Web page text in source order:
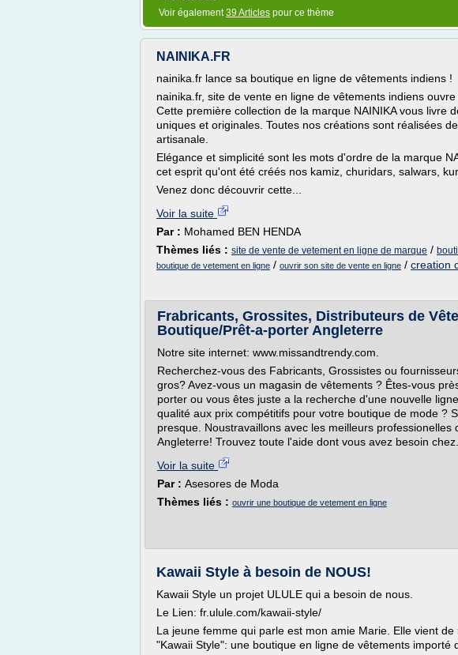
Voir également39 Articles pour ce thème
NAINIKA.FR
nainika.fr lance sa boutique en ligne de vêtements indiens !
nainika.fr, site de vente en ligne de vêtements indiens
Cette première collection de la marque NAINIKA vous livre
uniques et originales. Toutes nos créations sont réalisées
artisanale.
Elégance et simplicité sont les mots d'ordre de la marque
cet esprit qu'ont été créés nos kamiz, churidars, salwars,
Venez donc découvrir cette...
Voir la suite
Par : Mohamed BEN HENDA
Thèmes liés : site de vente de vetement en ligne de marque /
boutique de vetement en ligne / ouvrir son site de vente en ligne / creation
Frabricants, Grossites, Distributeurs de
Boutique/Prêt-a-porter Angleterre
Notre site internet: www.missandtrendy.com.
Recherchez-vous des Fabricants, Grossistes ou
gros? Avez-vous un magasin de vêtements ? Êtes-vous
porter ou vous êtes juste a la recherche d'une nouvelle
qualité aux prix compétitifs pour votre boutique de mode ?
presque. Noustravaillons avec les meilleurs professionelles
Angleterre! Trouvez toute l'aide dont vous avez besoin chez...
Voir la suite
Par : Asesores de Moda
Thèmes liés : ouvrir une boutique de vetement en ligne
Kawaii Style à besoin de NOUS!
Kawaii Style un projet ULULE qui a besoin de nous.
Le Lien: fr.ulule.com/kawaii-style/
La jeune femme qui parle est mon amie Marie. Elle vient
"Kawaii Style": une boutique en ligne de vêtements importé